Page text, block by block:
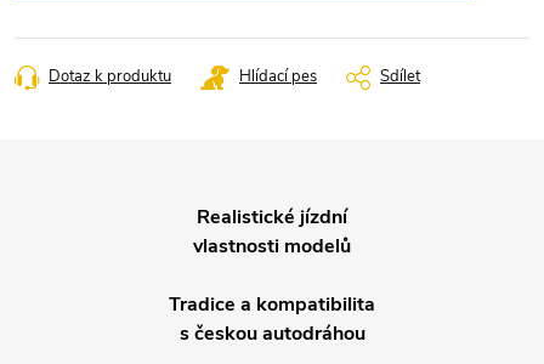
Dotaz k produktu Hlídací pes Sdílet
Realistické jízdní
vlastnosti modelů
Tradice a kompatibilita
s českou autodráhou